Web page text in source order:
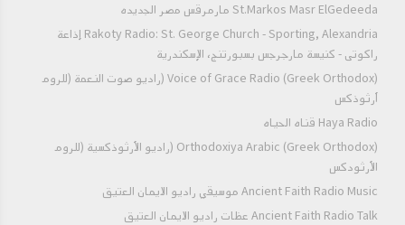
St.Markos Masr ElGedeeda مارمرقس مصر الجديده
Rakoty Radio: St. George Church - Sporting, Alexandria إذاعة
راكوتى - كنيسة مارجرجس بسبورتنج، الإسكندرية
Voice of Grace Radio (Greek Orthodox) (راديو صوت النعمة (للروم
أرثوذكس
Haya Radio قناه الحياه
Orthodoxiya Arabic (Greek Orthodox) (راديو الأرثوذكسية (للروم
الأرثودكس
Ancient Faith Radio Music موسيقي راديو الايمان العتيق
Ancient Faith Radio Talk عظات راديو الايمان العتيق